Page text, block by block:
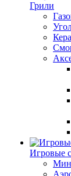
Грили
Игровые